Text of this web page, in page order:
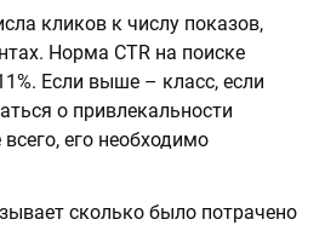
кликов к числу показов,
Норма CTR на поиске
Если выше – класс, если
о привлекальности
его необходимо
сколько было потрачено